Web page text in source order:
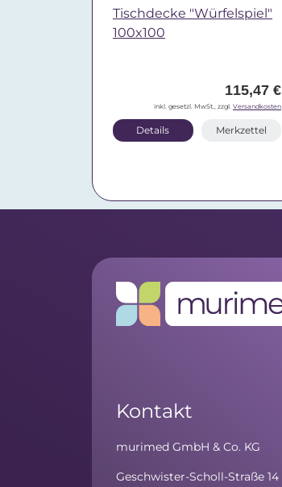
Tischdecke "Würfelspiel"
100x100
115,47 €
inkl. gesetzl. MwSt., zzgl. Versandkosten
Details Merkzettel
Kontakt
murimed GmbH & Co. KG
Geschwister-Scholl-Straße 14